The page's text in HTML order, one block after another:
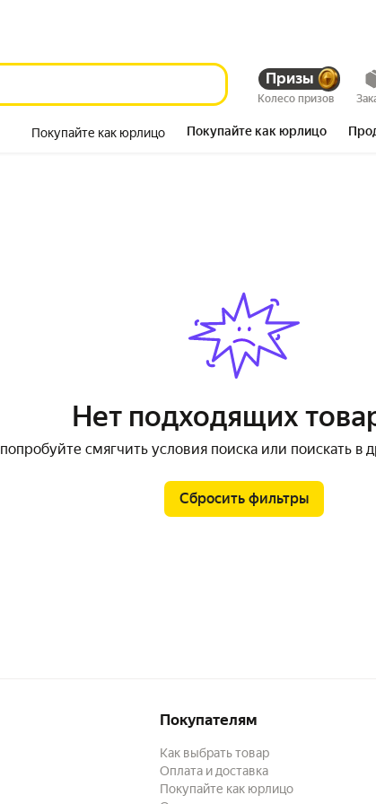
Призы
Колесо призов
Покупайте как юрлицо Покупайте как юрлицо
Нет подходящих
попробуйте смягчить условия поиска или поискать в
Сбросить фильтры
Покупателям
Как выбрать товар
Оплата и доставка
Покупайте как юрлицо